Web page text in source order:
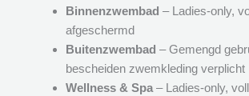
Binnenzwembad – Ladies-only,
afgeschermd
Buitenzwembad – Gemengd
bescheiden zwemkleding verplicht
Wellness & Spa – Ladies-only,